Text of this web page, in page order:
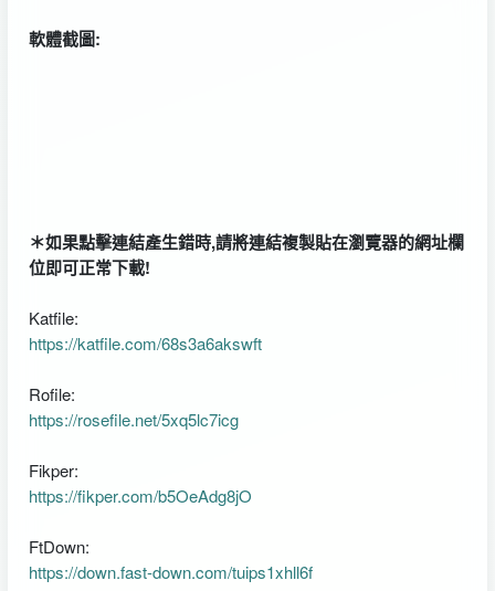
軟體截圖:
＊如果點擊連結產生錯時,請將連結複製貼在瀏覽器的網址欄
位即可正常下載!
Katfile:
https://katfile.com/68s3a6akswft
Rofile:
https://rosefile.net/5xq5lc7icg
Fikper:
https://fikper.com/b5OeAdg8jO
FtDown:
https://down.fast-down.com/tuips1xhll6f